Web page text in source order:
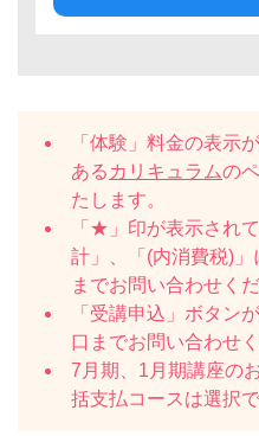
「体験」料金の表示
ある カリキュラムの
たします。
「★」印が表示され
計」、「(内消費税)
までお問い合わせくだ
「受講申込」ボタン
口までお問い合わせく
7月期、1月期講座の
括支払コースは選択で